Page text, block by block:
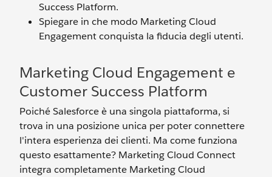
Success Platform.
Spiegare in che modo Marketing Cloud
Engagement conquista la fiducia degli utenti.
Marketing Cloud Engagement e
Customer Success Platform
Poiché Salesforce è una singola piattaforma, si
trova in una posizione unica per poter connettere
l'intera esperienza dei clienti. Ma come funziona
questo esattamente? Marketing Cloud Connect
integra completamente Marketing Cloud